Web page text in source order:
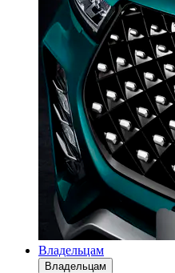
Владельцам
Владельцам